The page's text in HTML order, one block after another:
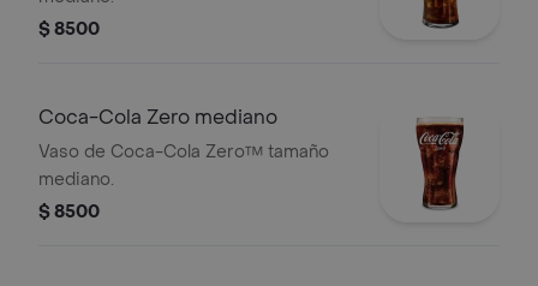
$ 8500
Coca-Cola Zero mediano
Vaso de Coca-Cola Zero™ tamaño
mediano.
$ 8500